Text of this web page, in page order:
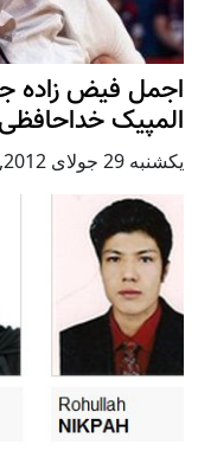
المپیک
يكشنبه 29 جولای 2012 ,